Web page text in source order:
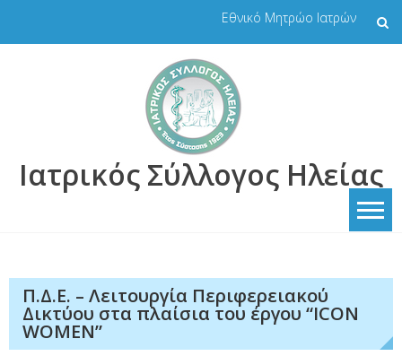
Εθνικό Μητρώο Ιατρών
Ιατρικός Σύλλογος Ηλείας
Π.Δ.Ε. – Λειτουργία Περιφερειακού
Δικτύου στα πλαίσια του έργου “ICON
WOMEN”